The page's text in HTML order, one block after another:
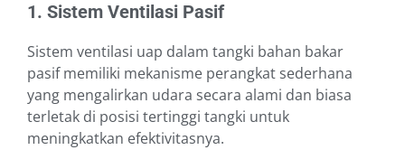
1. Sistem Ventilasi Pasif
Sistem ventilasi uap dalam tangki bahan bakar
pasif memiliki mekanisme perangkat sederhana
yang mengalirkan udara secara alami dan biasa
terletak di posisi tertinggi tangki untuk
meningkatkan efektivitasnya.